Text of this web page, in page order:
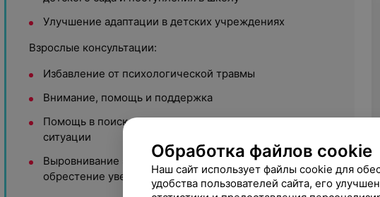
Улучшение адаптации в детских учреждениях
Взрослые консультации:
Избавление от психологической травмы
Внимание, помощь и поддержка
Помощь в поисках выхода из сложной жизненной
ситуации
Выровнивание эмоционального состояния и
обрестение уверенности в себе
Обработка файлов cookie
Наш сайт использует файлы cookie для
удобства пользователей сайта, его